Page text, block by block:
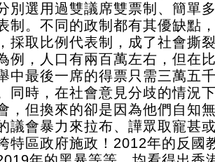
別選用過雙議席雙票制、簡單
制。不同的政制都有其優缺點
採取比例代表制，成了社會撕
例，人口有兩百萬左右，但在
中最後一席的得票只需三萬五
同時，在社會意見分歧的情況
，但換來的卻是因為他們自知
議會暴力來拉布、譁眾取寵甚
特區政府施政！2012年的反國